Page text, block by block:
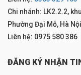
Chi nhánh: LK2.2.2,
Phường Đại Mỗ, Hà Nội
Liên hệ: 0975 580 386
ĐĂNG KÝ NHẬN